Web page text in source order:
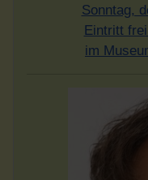
Sonntag,
Eintritt
im